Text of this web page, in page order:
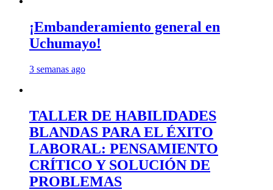
¡Embanderamiento general en
Uchumayo!
3 semanas ago
TALLER DE HABILIDADES
BLANDAS PARA EL ÉXITO
LABORAL: PENSAMIENTO
CRÍTICO Y SOLUCIÓN DE
PROBLEMAS